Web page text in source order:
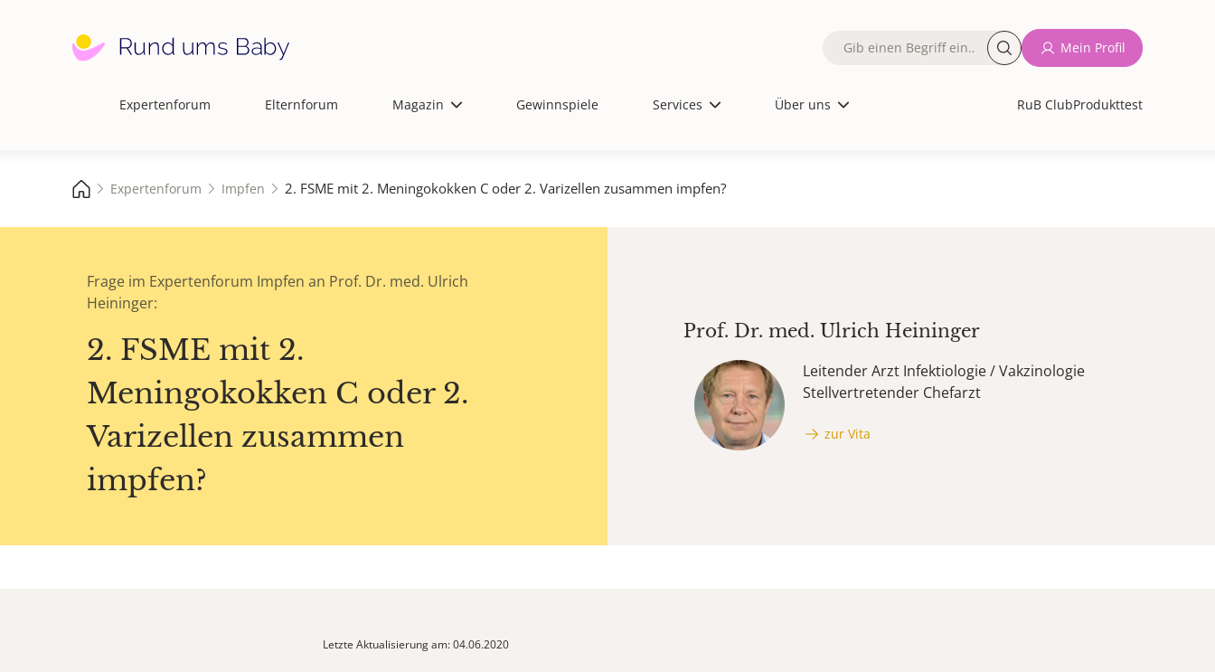
Hauptnavigation
Expertenforum Elternforum Magazin Gewinnspiele Services Über uns RuB ClubProdukttest
Fulltext
Mein Profil
Expertenforum Impfen 2. FSME mit 2. Meningokokken C oder 2. Varizellen zusammen impfen?
Frage im Expertenforum Impfen an Prof. Dr. med. Ulrich
Heininger:
2. FSME mit 2.
Meningokokken C oder 2.
Varizellen zusammen
impfen?
Prof. Dr. med. Ulrich Heininger
Leitender Arzt Infektiologie / Vakzinologie
Stellvertretender Chefarzt
zur Vita
Letzte Aktualisierung am: 04.06.2020